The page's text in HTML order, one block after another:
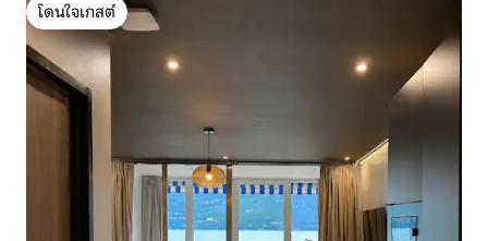
โดนใจเกสต์
โดนใจเกสต์